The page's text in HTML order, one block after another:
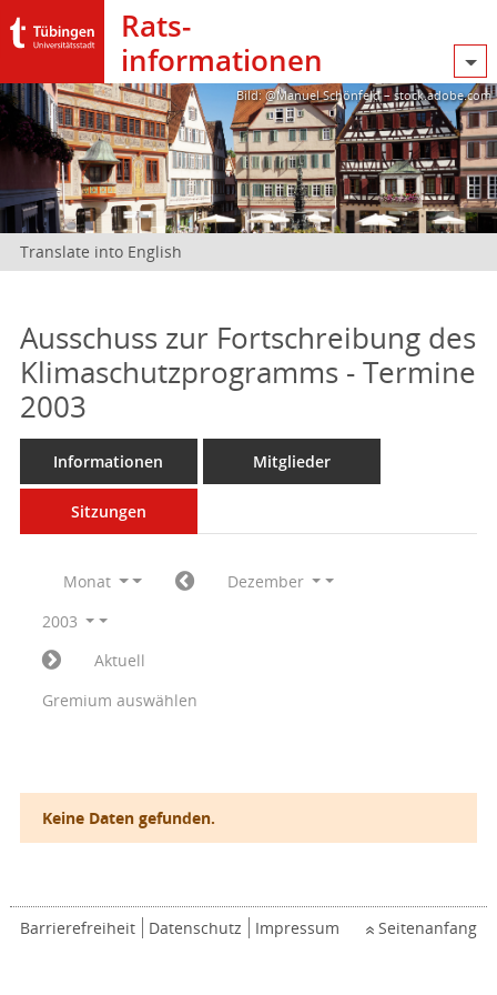
Rats­
informationen
Bild: @Manuel Schönfeld – stock.adobe.com
Translate into English
Ausschuss zur Fortschreibung des
Klimaschutzprogramms - Termine
2003
Informationen Mitglieder
Sitzungen
Monat
Dezember
2003
Aktuell
Gremium auswählen
Keine Daten gefunden.
Barrierefreiheit Datenschutz Impressum Seitenanfang